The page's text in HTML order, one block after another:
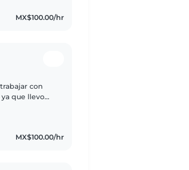
MX$100.00/hr
con
que llevo
MX$100.00/hr